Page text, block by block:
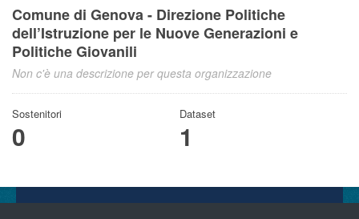
Comune di Genova - Direzione Politiche
dell’Istruzione per le Nuove Generazioni e
Politiche Giovanili
Non c'è una descrizione per questa organizzazione
Sostenitori
0
Dataset
1